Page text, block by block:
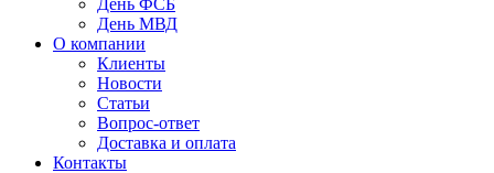
День ФСБ
День МВД
О компании
Клиенты
Новости
Статьи
Вопрос-ответ
Доставка и оплата
Контакты